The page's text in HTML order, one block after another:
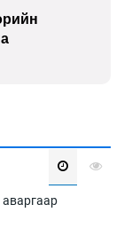
нүүдэлчдийн